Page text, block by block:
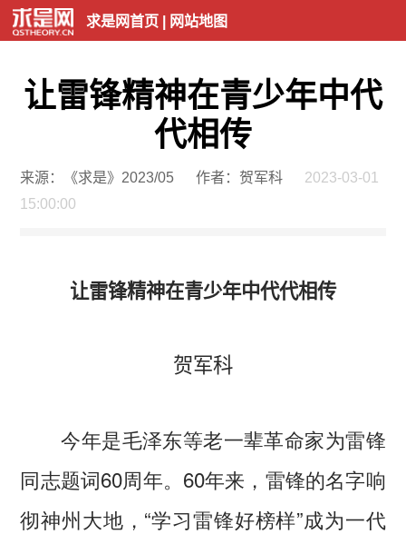
求是网首页| 网站地图
让雷锋精神在青少年中代
代相传
来源：《求是》2023/05 作者：贺军科
2023-03-01
15:00:00
让雷锋精神在青少年中代代相传
贺军科
今年是毛泽东等老一辈革命家为雷锋
同志题词60周年。60年来，雷锋的名字响
彻神州大地，“学习雷锋好榜样”成为一代